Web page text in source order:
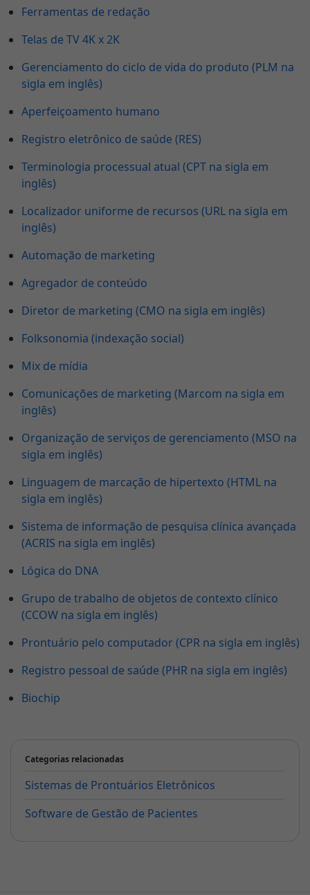
Ferramentas de redação
Telas de TV 4K x 2K
Gerenciamento do ciclo de vida do produto (PLM na
sigla em inglês)
Aperfeiçoamento humano
Registro eletrônico de saúde (RES)
Terminologia processual atual (CPT na sigla em
inglês)
Localizador uniforme de recursos (URL na sigla em
inglês)
Automação de marketing
Agregador de conteúdo
Diretor de marketing (CMO na sigla em inglês)
Folksonomia (indexação social)
Mix de mídia
Comunicações de marketing (Marcom na sigla em
inglês)
Organização de serviços de gerenciamento (MSO na
sigla em inglês)
Linguagem de marcação de hipertexto (HTML na
sigla em inglês)
Sistema de informação de pesquisa clínica avançada
(ACRIS na sigla em inglês)
Lógica do DNA
Grupo de trabalho de objetos de contexto clínico
(CCOW na sigla em inglês)
Prontuário pelo computador (CPR na sigla em inglês)
Registro pessoal de saúde (PHR na sigla em inglês)
Biochip
Categorias relacionadas
Sistemas de Prontuários Eletrônicos
Software de Gestão de Pacientes